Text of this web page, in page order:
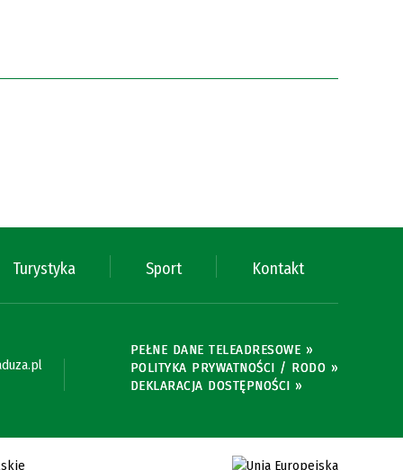
Turystyka Sport Kontakt
PEŁNE DANE TELEADRESOWE »
POLITYKA PRYWATNOŚCI / RODO »
DEKLARACJA DOSTĘPNOŚCI »